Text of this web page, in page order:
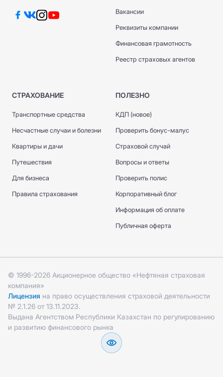
Вакансии
Реквизиты компании
Финансовая грамотность
Реестр страховых агентов
СТРАХОВАНИЕ
Транспортные средства
Несчастные случаи и болезни
Квартиры и дачи
Путешествия
Для бизнеса
Правила страхования
ПОЛЕЗНО
КДП (новое)
Проверить бонус-малус
Страховой случай
Вопросы и ответы
Проверить полис
Корпоративный блог
Информация об оплате
Публичная оферта
© 1996-2026 Акционерное общество «Нефтяная страховая
компания»
Лицензия на право осуществления страховой деятельности
№ 2.1.26 от 13.11.2023.
Выдана Агентством Республики Казахстан по регулированию
и развитию финансового рынка